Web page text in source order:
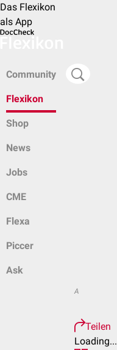
Das Flexikon
als App
Community
Flexikon
Shop
News
Jobs
CME
Flexa
Piccer
Ask
A
Teilen
Loading...